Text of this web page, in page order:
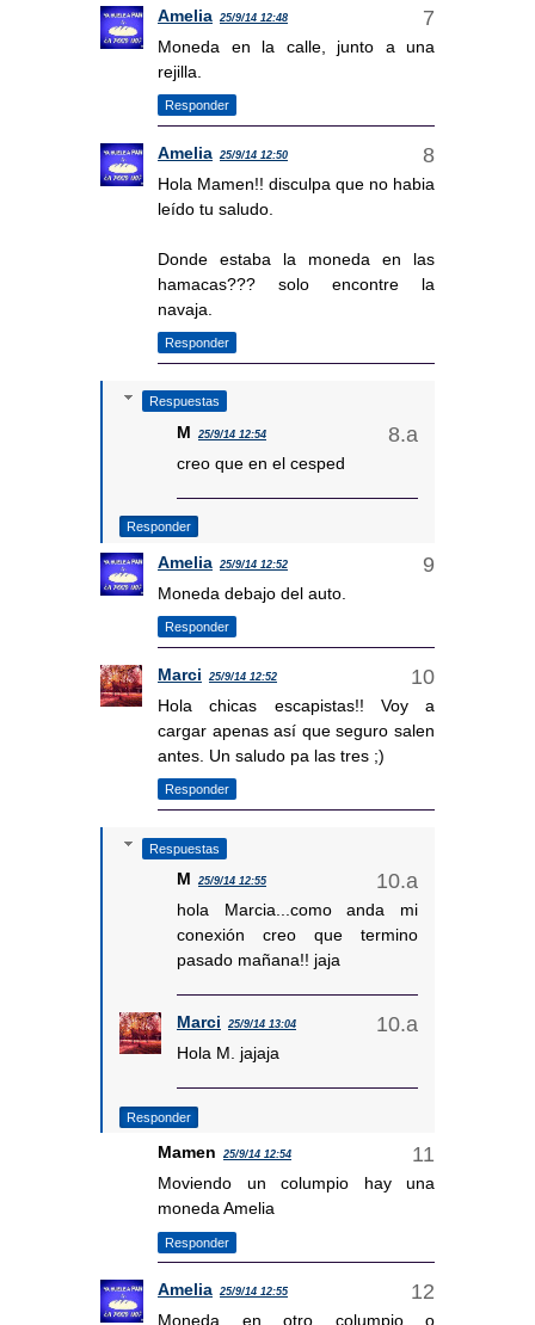
Amelia 25/9/14 12:48
Moneda en la calle, junto a una
rejilla.
Responder
Amelia 25/9/14 12:50
Hola Mamen!! disculpa que no habia
leído tu saludo.
Donde estaba la moneda en las
hamacas??? solo encontre la
navaja.
Responder
Respuestas
M 25/9/14 12:54
creo que en el cesped
Responder
Amelia 25/9/14 12:52
Moneda debajo del auto.
Responder
Marci 25/9/14 12:52
Hola chicas escapistas!! Voy a
cargar apenas así que seguro salen
antes. Un saludo pa las tres ;)
Responder
Respuestas
M 25/9/14 12:55
hola Marcia...como anda mi
conexión creo que termino
pasado mañana!! jaja
Marci 25/9/14 13:04
Hola M. jajaja
Responder
Mamen 25/9/14 12:54
Moviendo un columpio hay una
moneda Amelia
Responder
Amelia 25/9/14 12:55
Moneda en otro columpio o